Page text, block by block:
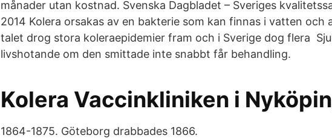
månader utan kostnad. Svenska Dagbladet – Sveriges
2014 Kolera orsakas av en bakterie som kan finnas i vatten och
talet drog stora koleraepidemier fram och i Sverige dog flera
livshotande om den smittade inte snabbt får behandling.
Kolera Vaccinkliniken i
1864-1875. Göteborg drabbades 1866.